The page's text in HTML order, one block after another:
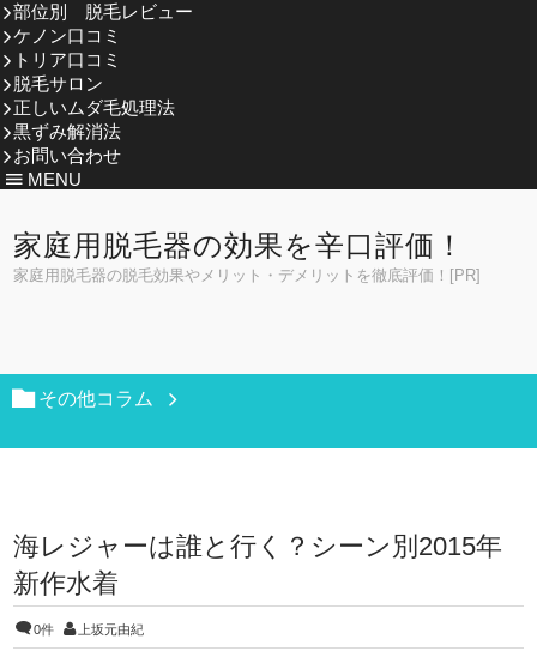
部位別 脱毛レビュー
ケノン口コミ
トリア口コミ
脱毛サロン
正しいムダ毛処理法
黒ずみ解消法
お問い合わせ
MENU
家庭用脱毛器の効果を辛口評価！
家庭用脱毛器の脱毛効果やメリット・デメリットを徹底評価！[PR]
その他コラム
海レジャーは誰と行く？シーン別2015年
新作水着
0件 上坂元由紀